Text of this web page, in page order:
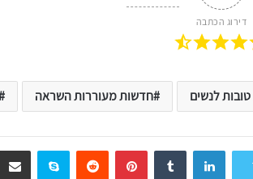
דירוג הכתבה
לנשים חדשות מעוררות השראה
LinkedIn
Tumblr
Pinterest
Reddit
Skype